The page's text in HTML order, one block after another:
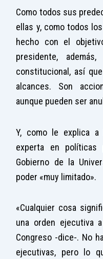
Como todos sus
ellas y, como todos
hecho con el
presidente,
constitucional, así
alcances. Son
aunque pueden ser
Y, como le explica a
experta en políticas
Gobierno de la
poder «muy limitado».
«Cualquier cosa
una orden ejecutiva
Congreso -dice-. No
ejecutivas, pero lo